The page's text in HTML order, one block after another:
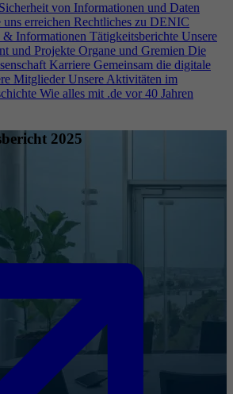
Sicherheit von Informationen und Daten
erreichen Rechtliches zu DENIC
& Informationen Tätigkeitsberichte Unsere
und Projekte Organe und Gremien Die
Karriere Gemeinsam die digitale
Mitglieder Unsere Aktivitäten im
Wie alles mit .de vor 40 Jahren
2025